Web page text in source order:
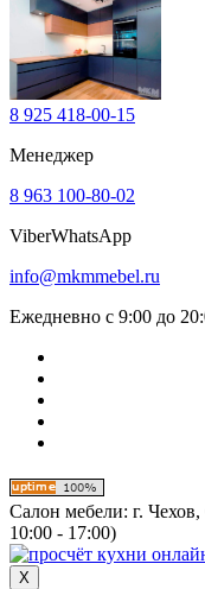
8 925 418-00-15
Менеджер
8 963 100-80-02
ViberWhatsApp
info@mkmmebel.ru
Ежедневно с 9:00 до
Салон мебели: г.
10:00 - 17:00)
X